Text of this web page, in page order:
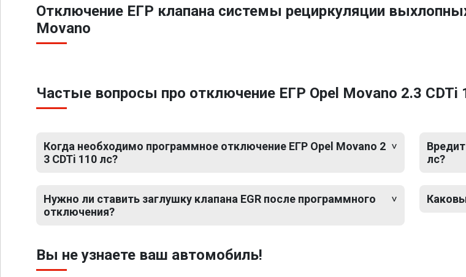
Отключение ЕГР клапана системы рециркуляции
Movano
Частые вопросы про отключение ЕГР Opel Movano 2.3 CDTi
Когда необходимо программное отключение ЕГР Opel Movano 2
3 CDTi 110 лс?
Нужно ли ставить заглушку клапана EGR после программного
отключения?
лс?
Вы не узнаете ваш автомобиль!